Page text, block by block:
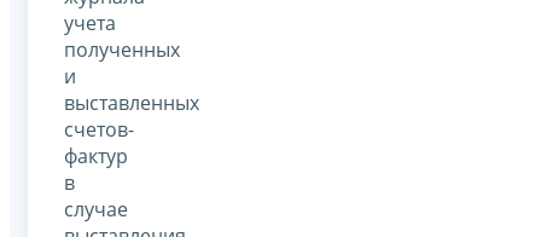
учета
полученных
и
выставленных
счетов-
фактур
в
случае